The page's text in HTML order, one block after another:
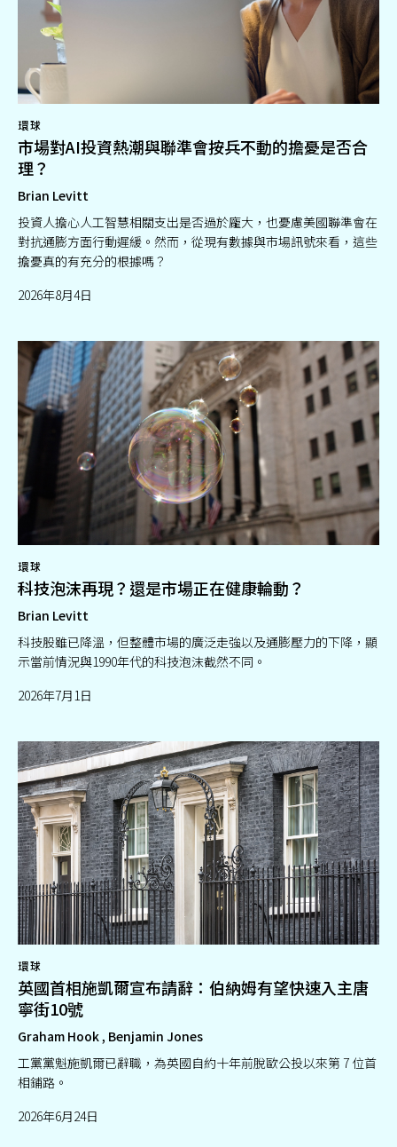
環球
市場對AI投資熱潮與聯準會按兵不動的擔憂是否合
理？
Brian Levitt
投資人擔心人工智慧相關支出是否過於龐大，也憂慮美國聯準會在
對抗通膨方面行動遲緩。然而，從現有數據與市場訊號來看，這些
擔憂真的有充分的根據嗎？
2026年8月4日
環球
科技泡沫再現？還是市場正在健康輪動？
Brian Levitt
科技股雖已降溫，但整體市場的廣泛走強以及通膨壓力的下降，顯
示當前情況與1990年代的科技泡沫截然不同。
2026年7月1日
環球
英國首相施凱爾宣布請辭：伯納姆有望快速入主唐
寧街10號
Graham Hook , Benjamin Jones
工黨黨魁施凱爾已辭職，為英國自約十年前脫歐公投以來第 7 位首
相鋪路。
2026年6月24日